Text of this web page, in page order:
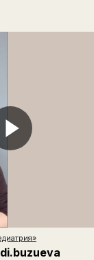
Мы предлагаем
»